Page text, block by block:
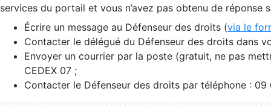
services du portail et vous n’avez pas obtenu de réponse
Écrire un message au Défenseur des droits (via le
Contacter le délégué du Défenseur des droits dans
Envoyer un courrier par la poste (gratuit, ne pas
CEDEX 07 ;
Contacter le Défenseur des droits par téléphone :